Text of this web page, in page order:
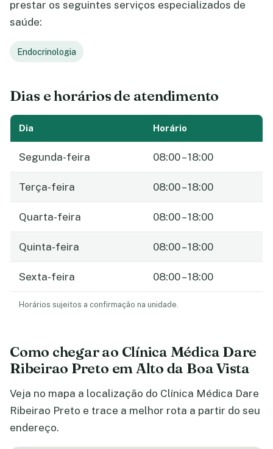
prestar os seguintes serviços especializados de
saúde:
Endocrinologia
Dias e horários de atendimento
Dia Horário
Segunda-feira 08:00 – 18:00
Terça-feira 08:00 – 18:00
Quarta-feira 08:00 – 18:00
Quinta-feira 08:00 – 18:00
Sexta-feira 08:00 – 18:00
Horários sujeitos a confirmação na unidade.
Como chegar ao Clínica Médica Dare
Ribeirao Preto em Alto da Boa Vista
Veja no mapa a localização do Clínica Médica Dare
Ribeirao Preto e trace a melhor rota a partir do seu
endereço.